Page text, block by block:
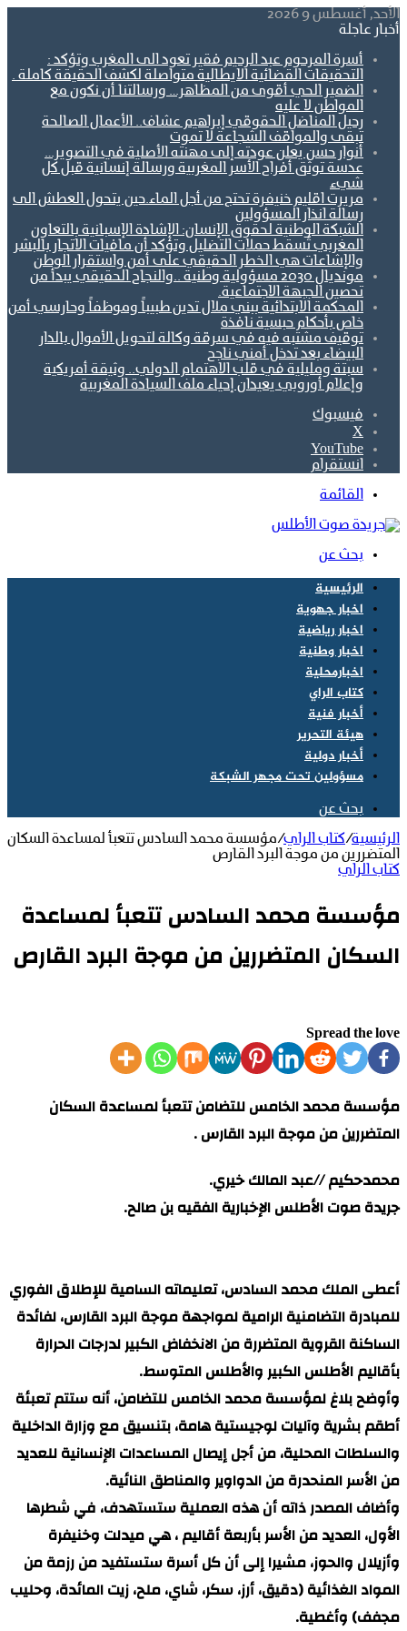
الأحد, أغسطس 9 2026
أخبار عاجلة
أسرة المرحوم عبد الرحيم فقير تعود الى المغرب وتؤكد :
التحقيقات القضائية الايطالية متواصلة لكشف الحقيقة كاملة .
الضمير الحي أقوى من المظاهر… ورسالتنا أن نكون مع
المواطن لا عليه
رحيل المناضل الحقوقي إبراهيم عشاف.. الأعمال الصالحة
تبقى والمواقف الشجاعة لا تموت
أنوار حسن يعلن عودته إلى مهنته الأصلية في التصوير…
عدسة توثق أفراح الأسر المغربية ورسالة إنسانية قبل كل
شيء
مريرت اقليم خنيفرة تحتج من أجل الماء.حين يتحول العطش الى
رسالة انذار المسؤولين
الشبكة الوطنية لحقوق الإنسان: الإشادة الإسبانية بالتعاون
المغربي تُسقط حملات التضليل وتؤكد أن مافيات الاتجار بالبشر
والإشاعات هي الخطر الحقيقي على أمن واستقرار الوطن
مونديال 2030 مسؤولية وطنية ..والنجاح الحقيقي يبدأ من
تحصين الجبهة الاجتماعية.
المحكمة الابتدائية ببني ملال تدين طبيباً وموظفاً وحارسي أمن
خاص بأحكام حبسية نافذة
توقيف مشتبه فيه في سرقة وكالة لتحويل الأموال بالدار
البيضاء بعد تدخل أمني ناجح
سبتة ومليلية في قلب الاهتمام الدولي.. وثيقة أمريكية
وإعلام أوروبي يعيدان إحياء ملف السيادة المغربية
فيسبوك
‫X
‫YouTube
انستقرام
القائمة
بحث عن
الرئيسية
اخبار جهوية
اخبار رياضية
اخبار وطنية
اخبارمحلية
كتاب الراي
أخبار فنية
هيئة التحرير
أخبار دولية
مسؤولين تحت مجهر الشبكة
بحث عن
الرئيسية/كتاب الراي/مؤسسة محمد السادس تتعبأ لمساعدة السكان
المتضررين من موجة البرد القارص
كتاب الراي
مؤسسة محمد السادس تتعبأ لمساعدة
السكان المتضررين من موجة البرد القارص
Spread the love
مؤسسة محمد الخامس للتضامن تتعبأ لمساعدة السكان
المتضررين من موجة البرد القارس .
محمدحكيم //عبد المالك خيري.
جريدة صوت الأطلس الإخبارية الفقيه بن صالح.
أعطى الملك محمد السادس، تعليماته السامية للإطلاق الفوري
للمبادرة التضامنية الرامية لمواجهة موجة البرد القارس، لفائدة
الساكنة القروية المتضررة من الانخفاض الكبير لدرجات الحرارة
بأقاليم الأطلس الكبير والأطلس المتوسط.
وأوضح بلاغ لمؤسسة محمد الخامس للتضامن، أنه ستتم تعبئة
أطقم بشرية وآليات لوجيستية هامة، بتنسيق مع وزارة الداخلية
والسلطات المحلية، من أجل إيصال المساعدات الإنسانية للعديد
من الأسر المنحدرة من الدواوير والمناطق النائية.
وأضاف المصدر ذاته أن هذه العملية ستستهدف، في شطرها
الأول، العديد من الأسر بأربعة أقاليم ، هي ميدلت وخنيفرة
وأزيلال والحوز، مشيرا إلى أن كل أسرة ستستفيد من رزمة من
المواد الغذائية (دقيق، أرز، سكر، شاي، ملح، زيت المائدة، وحليب
مجفف) وأغطية.